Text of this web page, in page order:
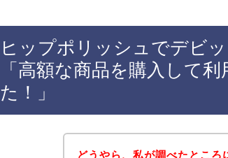
ヒップポリッシュでデビ
「高額な商品を購入して
た！」
どうやら、私が調べたとこ